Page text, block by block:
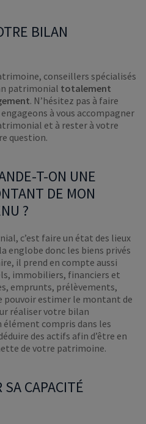
BILAN
conseillers spécialisés
patrimonial totalement
. N’hésitez pas à faire
à vous accompagner
et à rester à votre
question.
T-ON UNE
DE MON
?
c’est faire un état des lieux
englobe donc les biens privés
il prend en compte aussi
immobiliers, financiers et
emprunts, prélèvements,
pouvoir estimer le montant de
réaliser votre bilan
élément compris dans les
des actifs afin d’être en
de votre patrimoine.
CAPACITÉ